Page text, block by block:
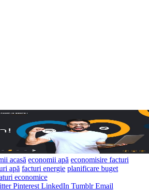
acasă economii apă economisire facturi
apă facturi energie planificare buget
economice
Pinterest LinkedIn Tumblr Email